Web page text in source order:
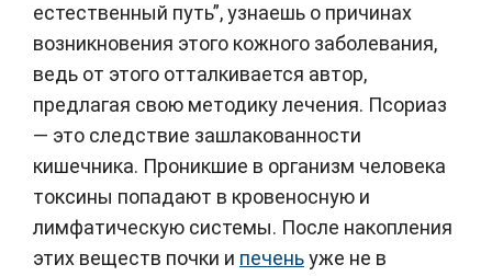
естественный путь”, узнаешь о причинах
возникновения этого кожного заболевания,
ведь от этого отталкивается автор,
предлагая свою методику лечения. Псориаз
— это следствие зашлакованности
кишечника. Проникшие в организм человека
токсины попадают в кровеносную и
лимфатическую системы. После накопления
этих веществ почки и печеньуже не в